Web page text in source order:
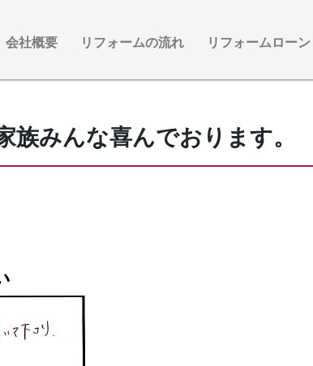
会社概要 リフォームの流れ リフォームローン
みんな喜んでおります。